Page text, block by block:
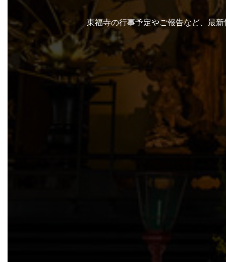
東福寺の行事予定やご報告など、最